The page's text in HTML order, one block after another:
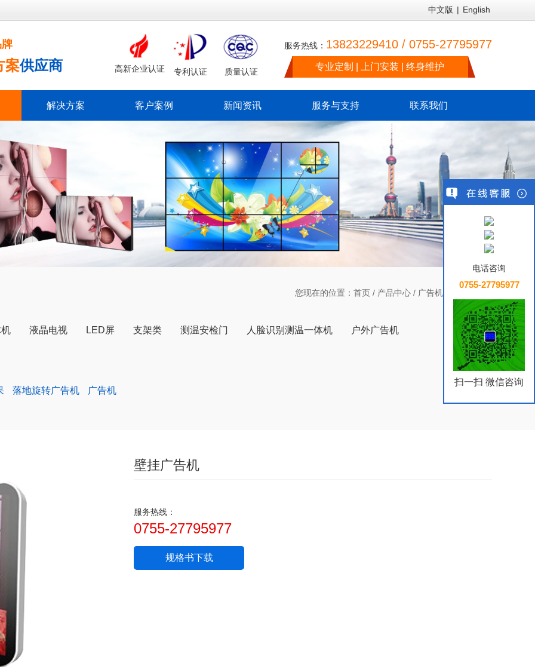
中文版 | English
案供应商 高新企业认证 专利认证 质量认证
服务热线： 13823229410 / 0755-27795977
专业定制 | 上门安装 | 终身维护
解决方案 客户案例 新闻资讯 服务与支持 联系我们
您现在的位置： 首页 / 产品中心 / 广告机
液晶电视 LED屏 支架类 测温安检门 人脸识别测温一体机 户外广告机
落地旋转广告机 广告机
壁挂广告机
服务热线：
0755-27795977
规格书下载
电话咨询
0755-27795977
扫一扫 微信咨询